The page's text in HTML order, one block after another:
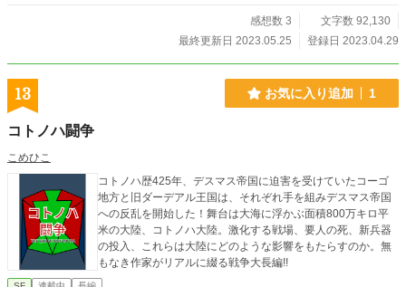
感想数 3
文字数 92,130
最終更新日 2023.05.25
登録日 2023.04.29
13 お気に入り追加 1
コトノハ闘争
こめひこ
コトノハ歴425年、デスマス帝国に迫害を受けていたコーゴ
地方と旧ダーデアル王国は、それぞれ手を組みデスマス帝国
への反乱を開始した！舞台は大海に浮かぶ面積800万キロ平
米の大陸、コトノハ大陸。激化する戦場、要人の死、新兵器
の投入、これらは大陸にどのような影響をもたらすのか。無
もなき作家がリアルに綴る戦争大長編!!